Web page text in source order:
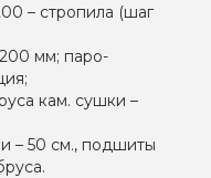
– стропила (шаг
мм; паро-
кам. сушки –
– 50 см., подшиты